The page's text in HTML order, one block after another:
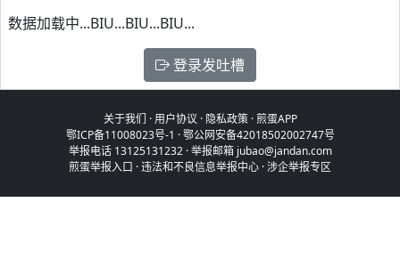
数据加载中...BIU...BIU...BIU...
登录发吐槽
关于我们 ·用户协议 · 隐私政策·煎蛋APP
鄂ICP备11008023号-1 ·鄂公网安备42018502002747号
举报电话 13125131232 · 举报邮箱 jubao@jandan.com
煎蛋举报入口 ·违法和不良信息举报中心 ·涉企举报专区